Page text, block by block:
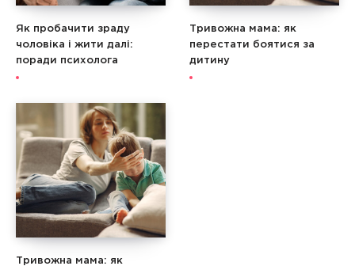
Як пробачити зраду
чоловіка і жити далі:
поради психолога
Тривожна мама: як
перестати боятися за
дитину
Тривожна мама: як